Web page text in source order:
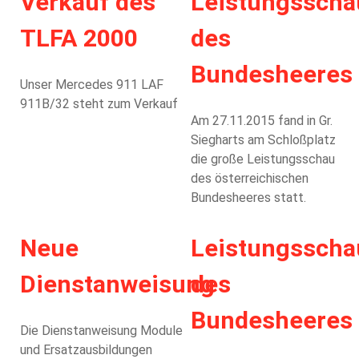
TLFA 2000
Unser Mercedes 911 LAF
911B/32 steht zum Verkauf
des
Bundesheeres
Am 27.11.2015 fand in Gr.
Siegharts am Schloßplatz
die große Leistungsschau
des österreichischen
Bundesheeres statt.
Neue
Dienstanweisung
Die Dienstanweisung Module
und Ersatzausbildungen
des
Bundesheeres